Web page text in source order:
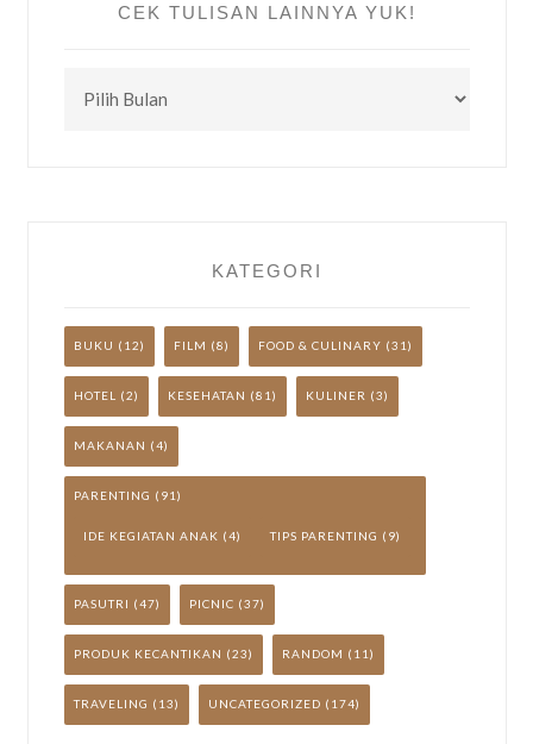
CEK TULISAN LAINNYA YUK!
TULISAN
KATEGORI
BUKU (12) FILM (8) FOOD & CULINARY (31)
HOTEL (2) KESEHATAN (81) KULINER (3)
MAKANAN (4)
PARENTING (91)
IDE KEGIATAN ANAK (4) TIPS PARENTING (9)
PASUTRI (47) PICNIC (37)
PRODUK KECANTIKAN (23) RANDOM (11)
TRAVELING (13) UNCATEGORIZED (174)